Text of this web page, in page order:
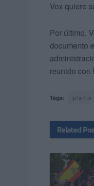
Vox quiere
Por último,
documento
reunido con
Tags: planta
Related